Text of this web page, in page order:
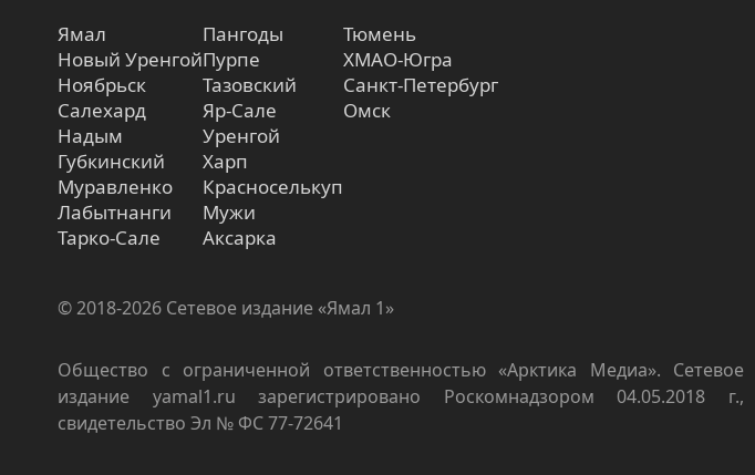
Ямал
Новый Уренгой
Ноябрьск
Салехард
Надым
Губкинский
Муравленко
Лабытнанги
Тарко-Сале
Пангоды
Пурпе
Тазовский
Яр-Сале
Уренгой
Харп
Красноселькуп
Мужи
Аксарка
Тюмень
ХМАО-Югра
Санкт-Петербург
Омск
© 2018-2026 Сетевое издание «Ямал 1»
Общество с ограниченной ответственностью «Арктика Медиа». Сетевое
издание yamal1.ru зарегистрировано Роскомнадзором 04.05.2018 г.,
свидетельство Эл № ФС 77-72641